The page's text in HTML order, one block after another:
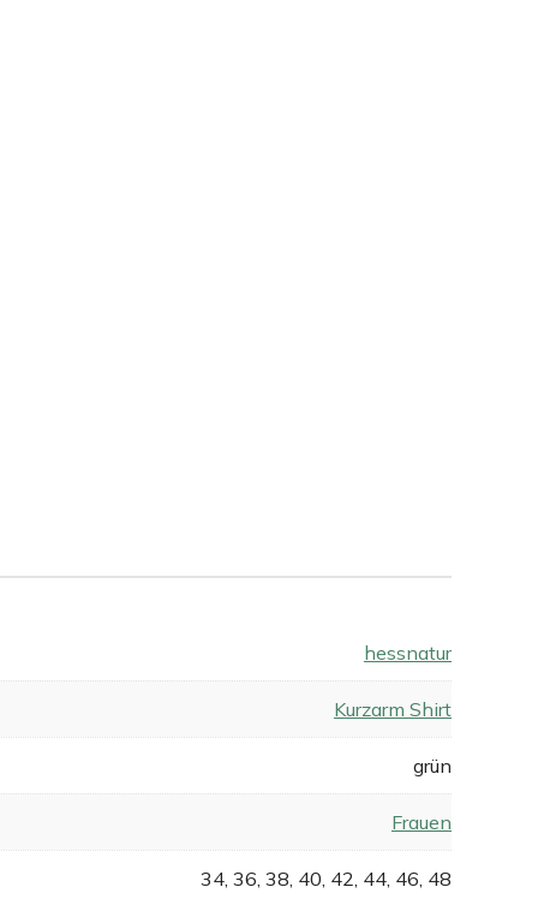
hessnatur
Kurzarm Shirt
grün
Frauen
34, 36, 38, 40, 42, 44, 46, 48